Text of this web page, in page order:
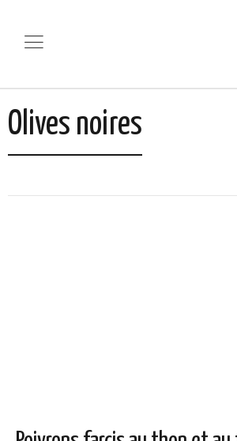
Olives noires